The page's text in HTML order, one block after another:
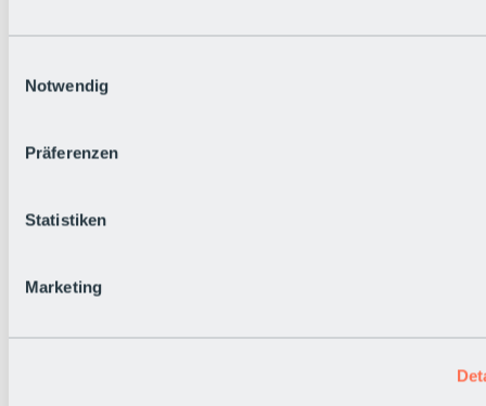
Notwendig
Präferenzen
Statistiken
Marketing